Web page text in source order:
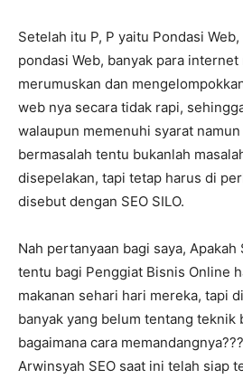
Setelah itu P, P yaitu Pondasi
pondasi Web, banyak para
merumuskan dan
web nya secara tidak rapi,
walaupun memenuhi syarat
bermasalah tentu bukanlah
disepelakan, tapi tetap harus di
disebut dengan SEO SILO.
Nah pertanyaan bagi saya, Apakah
tentu bagi Penggiat Bisnis Online
makanan sehari hari mereka, tapi
banyak yang belum tentang teknik
bagaimana cara
Arwinsyah SEO saat ini telah siap